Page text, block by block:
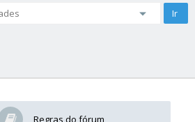
Regras do fórum